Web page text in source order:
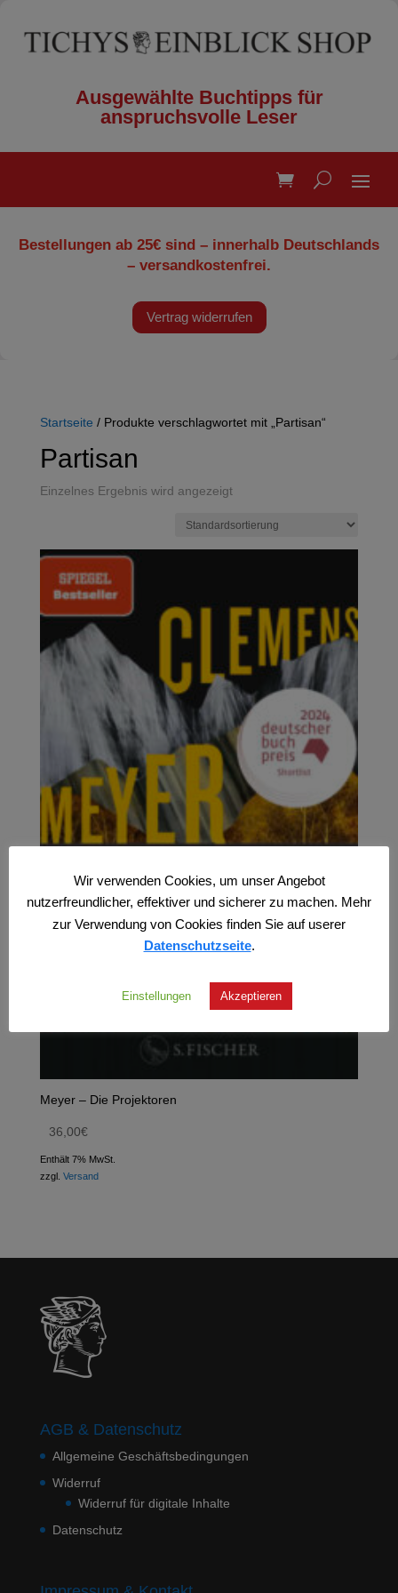
Ausgewählte Buchtipps für
anspruchsvolle Leser
Bestellungen ab 25€ sind – innerhalb Deutschlands
– versandkostenfrei.
Vertrag widerrufen
Startseite / Produkte verschlagwortet mit „Partisan“
Partisan
Einzelnes Ergebnis wird angezeigt
Meyer – Die Projektoren
36,00€
Enthält 7% MwSt.
zzgl. Versand
AGB & Datenschutz
Allgemeine Geschäftsbedingungen
Widerruf
Widerruf für digitale Inhalte
Datenschutz
Wir verwenden Cookies, um unser Angebot
nutzerfreundlicher, effektiver und sicherer zu machen. Mehr
zur Verwendung von Cookies finden Sie auf userer
Datenschutzseite.
Einstellungen Akzeptieren